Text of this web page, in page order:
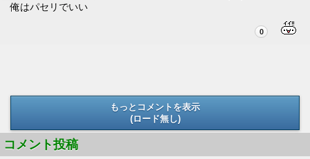
俺はパセリでいい
0
もっとコメントを表示
(ロード無し)
コメント投稿